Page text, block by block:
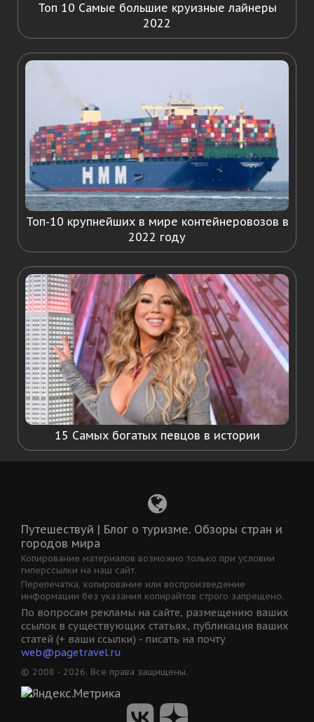
Топ 10 Самые большие круизные лайнеры
2022
Топ-10 крупнейших в мире контейнеровозов в
2022 году
15 Самых богатых певцов в истории
Путешествуй | Блог о туризме. Обзоры стран и
городов мира
Копирование материалов возможно только при условии
гиперссылки на наш сайт.
Перепечатка, копирование или воспроизведение
информации без указания копирайтов строго запрещено.
По вопросам рекламы на сайте, размещению ваших
ссылок в существующих статьях, публикация ваших
статей (+ ваши ссылки) - писать на почту
web@pagetravel.ru
© 2008 - 2026. Все права защищены.